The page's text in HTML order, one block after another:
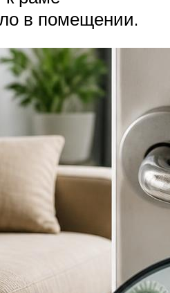
в помещении.